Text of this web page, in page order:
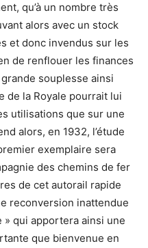
qu’à un nombre très
alors avec un stock
et donc invendus sur les
de renflouer les finances
souplesse ainsi
de la Royale pourrait lui
utilisations que sur une
alors, en 1932, l’étude
exemplaire sera
des chemins de fer
de cet autorail rapide
reconversion inattendue
qui apportera ainsi une
que bienvenue en